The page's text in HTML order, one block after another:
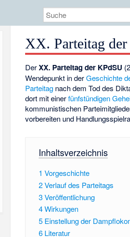
XX. Parteitag
DerXX. Parteitag der KPdSU
Wendepunkt in derGeschichte
Parteitag nach dem Tod des
dort mit einerfünfstündigen
kommunistischen
vorbereiten und
Inhaltsverzeichnis
1 Vorgeschichte
2Verlauf des Parteitags
3Veröffentlichung
4Wirkungen
5 Einstellung der
6 Literatur